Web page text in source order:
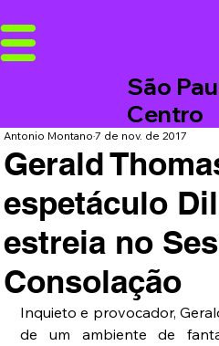
São
Centro
Gerald
espetáculo
estreia no
Consolação
Antonio Montano7 de nov. de 2017
Inquieto e provocador,
de um ambiente de